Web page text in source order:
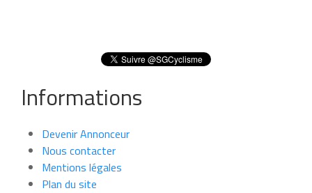
Informations
Devenir Annonceur
Nous contacter
Mentions légales
Plan du site